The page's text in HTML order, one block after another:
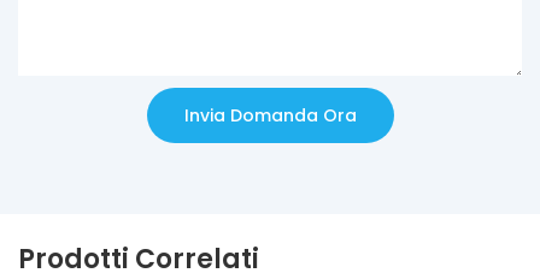
Invia Domanda Ora
Prodotti Correlati